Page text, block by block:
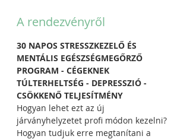
A rendezvényről
30 NAPOS STRESSZKEZELŐ ÉS
MENTÁLIS EGÉSZSÉGMEGŐRZŐ
PROGRAM - CÉGEKNEK
TÚLTERHELTSÉG - DEPRESSZIÓ -
CSÖKKENŐ TELJESÍTMÉNY
Hogyan lehet ezt az új
járványhelyzetet profi módon kezelni?
Hogyan tudjuk erre megtanítani a